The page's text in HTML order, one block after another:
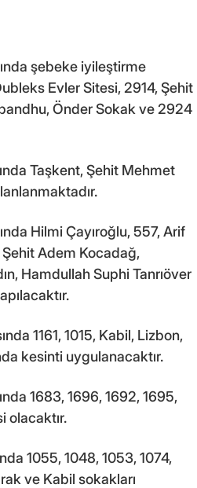
şebeke iyileştirme
Evler Sitesi, 2914, Şehit
Önder Sokak ve 2924
Taşkent, Şehit Mehmet
Hilmi Çayıroğlu, 557, Arif
Şehit Adem Kocadağ,
Hamdullah Suphi Tanrıöver
1161, 1015, Kabil, Lizbon,
kesinti uygulanacaktır.
1683, 1696, 1692, 1695,
olacaktır.
1055, 1048, 1053, 1074,
ve Kabil sokakları